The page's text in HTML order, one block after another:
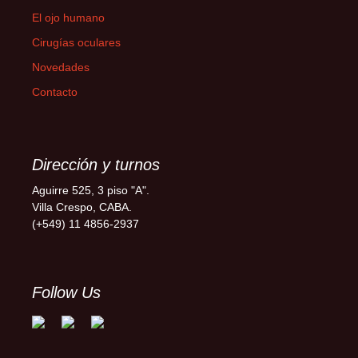
El ojo humano
Cirugías oculares
Novedades
Contacto
Dirección y turnos
Aguirre 525, 3 piso "A".
Villa Crespo, CABA.
(+549) 11 4856-2937
Follow Us